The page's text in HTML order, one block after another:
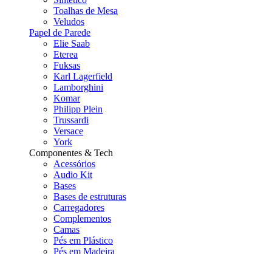
Toalhas de Mesa
Veludos
Papel de Parede
Elie Saab
Eterea
Fuksas
Karl Lagerfield
Lamborghini
Komar
Philipp Plein
Trussardi
Versace
York
Componentes & Tech
Acessórios
Audio Kit
Bases
Bases de estruturas
Carregadores
Complementos
Camas
Pés em Plástico
Pés em Madeira